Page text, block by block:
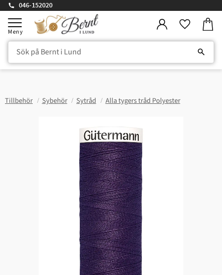
Meny
046-152020
Tillbehör Sybehör Sytråd Alla tygers tråd Polyester